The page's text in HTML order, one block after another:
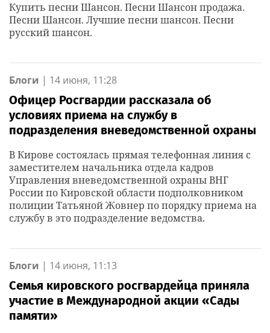
Купить песни Шансон. Песни Шансон продажа.
Песни Шансон. Лучшие песни шансон. Песни
русский шансон.
Блоги | 14 июня, 11:28
Офицер Росгвардии рассказала об
условиях приема на службу в
подразделения вневедомственной охраны
В Кирове состоялась прямая телефонная линия с
заместителем начальника отдела кадров
Управления вневедомственной охраны ВНГ
России по Кировской области подполковником
полиции Татьяной Жовнер по порядку приема на
службу в это подразделение ведомства.
Блоги | 14 июня, 11:13
Семья кировского росгвардейца приняла
участие в Международной акции «Сады
памяти»